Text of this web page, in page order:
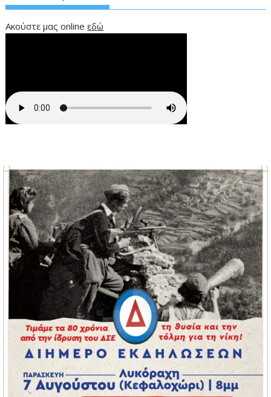
Ακούστε μας onlineεδώ